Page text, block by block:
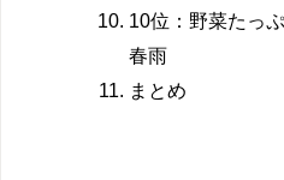
10位：野菜たっ
春雨
まとめ